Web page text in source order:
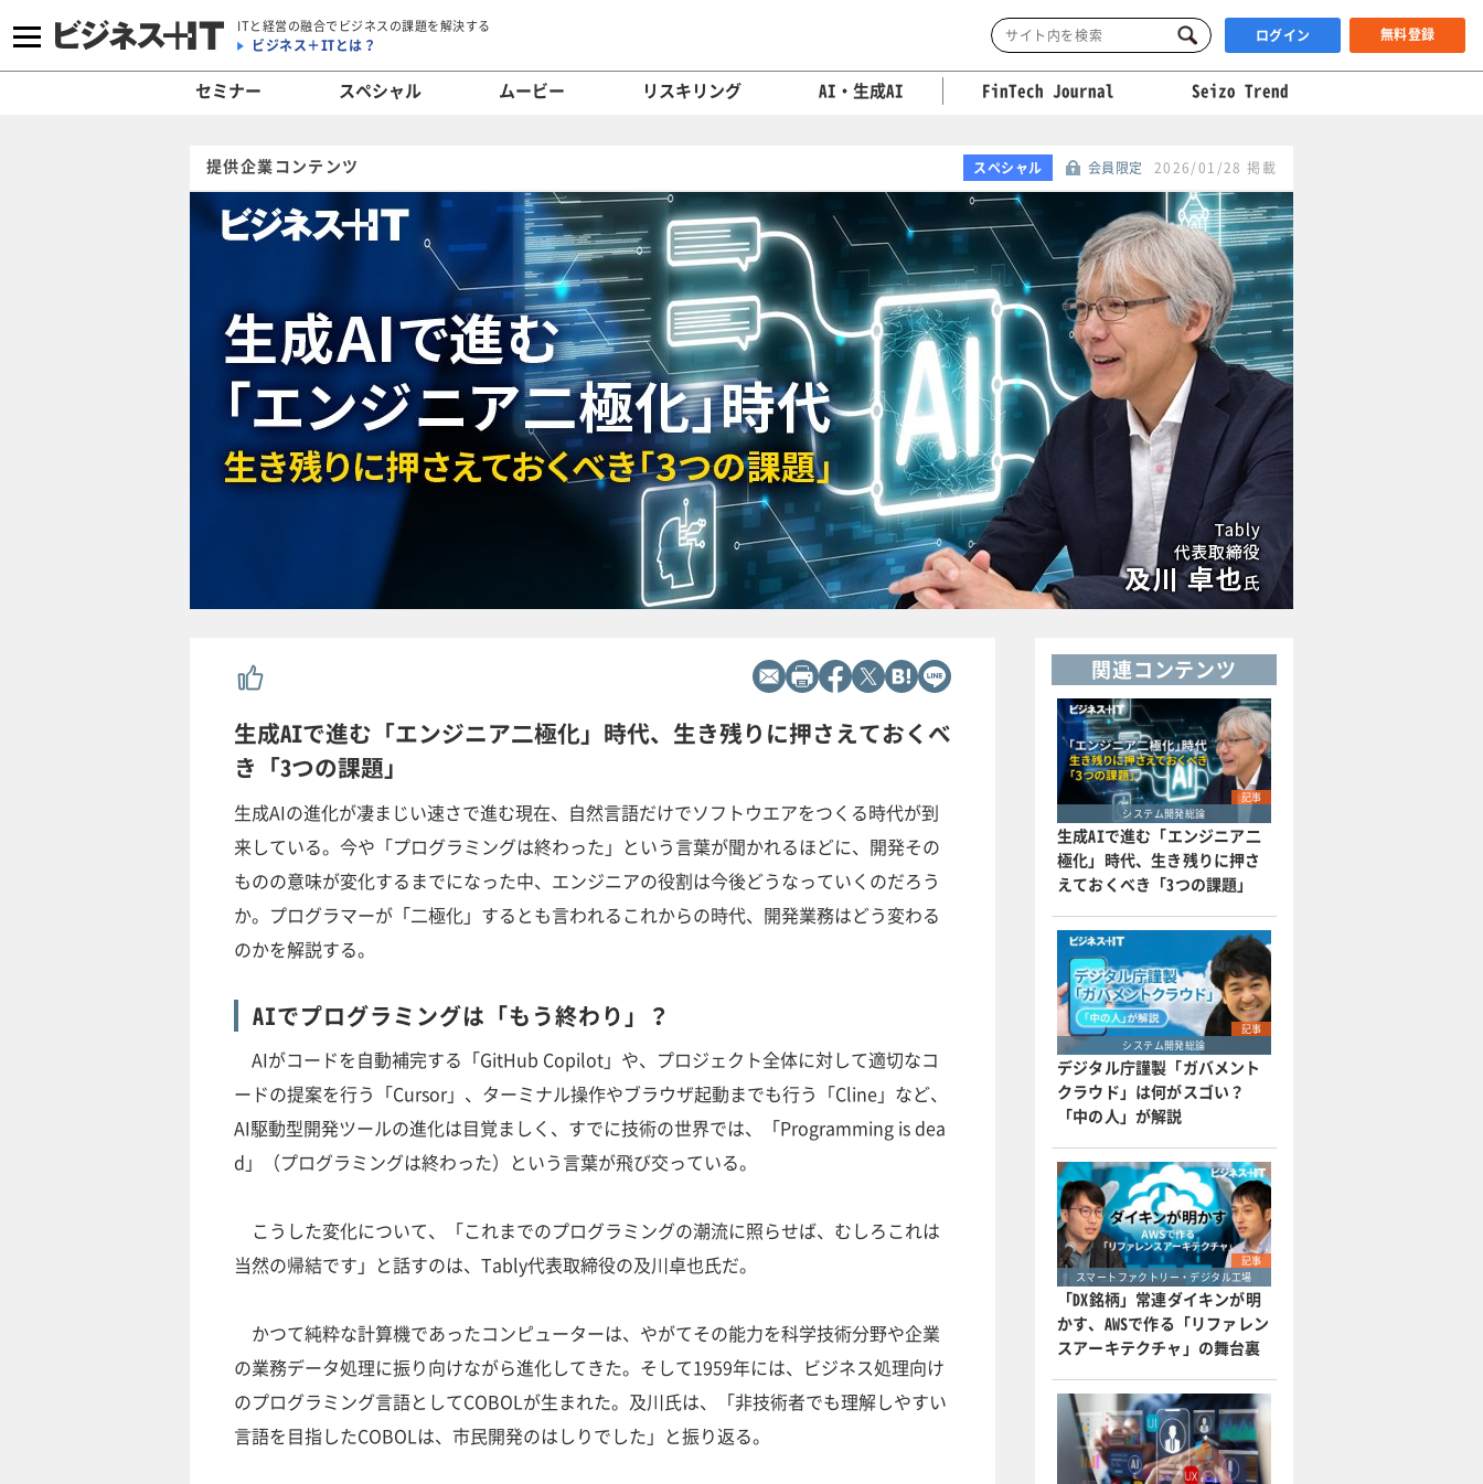
ITと経営の融合でビジネスの課題を解決する
ビジネス＋ITとは？ ログイン 無料登録
セミナー スペシャル ムービー リスキリング AI・生成AI FinTech Journal Seizo Trend
提供企業コンテンツ スペシャル 会員限定 2026/01/28 掲載
生成AIで進む「エンジニア二極化」時代、生き残りに押さえておくべ
き「3つの課題」
生成AIの進化が凄まじい速さで進む現在、自然言語だけでソフトウエアをつくる時代が到
来している。今や「プログラミングは終わった」という言葉が聞かれるほどに、開発その
ものの意味が変化するまでになった中、エンジニアの役割は今後どうなっていくのだろう
か。プログラマーが「二極化」するとも言われるこれからの時代、開発業務はどう変わる
のかを解説する。
AIでプログラミングは「もう終わり」？
AIがコードを自動補完する「GitHub Copilot」や、プロジェクト全体に対して適切なコ
ードの提案を行う「Cursor」、ターミナル操作やブラウザ起動までも行う「Cline」など、
AI駆動型開発ツールの進化は目覚ましく、すでに技術の世界では、「Programming is dea
d」（プログラミングは終わった）という言葉が飛び交っている。
こうした変化について、「これまでのプログラミングの潮流に照らせば、むしろこれは
当然の帰結です」と話すのは、Tably代表取締役の及川卓也氏だ。
かつて純粋な計算機であったコンピューターは、やがてその能力を科学技術分野や企業
の業務データ処理に振り向けながら進化してきた。そして1959年には、ビジネス処理向け
のプログラミング言語としてCOBOLが生まれた。及川氏は、「非技術者でも理解しやすい
言語を目指したCOBOLは、市民開発のはしりでした」と振り返る。
関連コンテンツ
記事
システム開発総論
生成AIで進む「エンジニア二
極化」時代、生き残りに押さ
えておくべき「3つの課題」
記事
システム開発総論
デジタル庁謹製「ガバメント
クラウド」は何がスゴい？
「中の人」が解説
記事
スマートファクトリー・デジタル工場
「DX銘柄」常連ダイキンが明
かす、AWSで作る「リファレン
スアーキテクチャ」の舞台裏